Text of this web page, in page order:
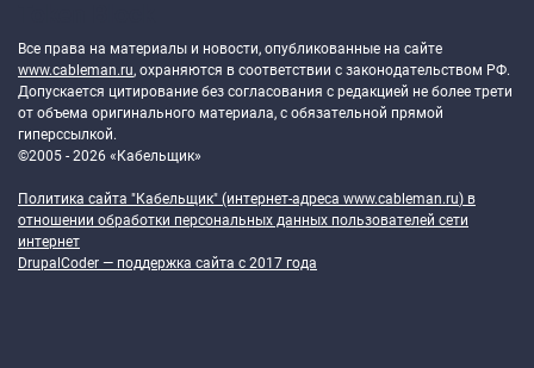
Все права на материалы и новости, опубликованные на сайте
www.cableman.ru, охраняются в соответствии с законодательством РФ.
Допускается цитирование без согласования с редакцией не более трети
от объема оригинального материала, с обязательной прямой
гиперссылкой.
©2005 - 2026 «Кабельщик»
Политика сайта "Кабельщик" (интернет-адреса www.cableman.ru) в
отношении обработки персональных данных пользователей сети
интернет
DrupalCoder — поддержка сайта c 2017 года